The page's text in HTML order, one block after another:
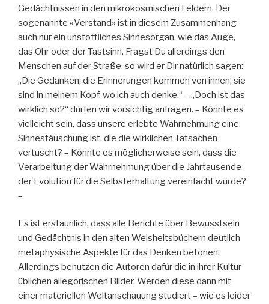
Gedächtnissen in den mikrokosmischen Feldern. Der
sogenannte «Verstand» ist in diesem Zusammenhang
auch nur ein unstoffliches Sinnesorgan, wie das Auge,
das Ohr oder der Tastsinn. Fragst Du allerdings den
Menschen auf der Straße, so wird er Dir natürlich sagen:
„Die Gedanken, die Erinnerungen kommen von innen, sie
sind in meinem Kopf, wo ich auch denke.“ – „Doch ist das
wirklich so?“ dürfen wir vorsichtig anfragen. – Könnte es
vielleicht sein, dass unsere erlebte Wahrnehmung eine
Sinnestäuschung ist, die die wirklichen Tatsachen
vertuscht? – Könnte es möglicherweise sein, dass die
Verarbeitung der Wahrnehmung über die Jahrtausende
der Evolution für die Selbsterhaltung vereinfacht wurde?
–
Es ist erstaunlich, dass alle Berichte über Bewusstsein
und Gedächtnis in den alten Weisheitsbüchern deutlich
metaphysische Aspekte für das Denken betonen.
Allerdings benutzen die Autoren dafür die in ihrer Kultur
üblichen allegorischen Bilder. Werden diese dann mit
einer materiellen Weltanschauung studiert – wie es leider